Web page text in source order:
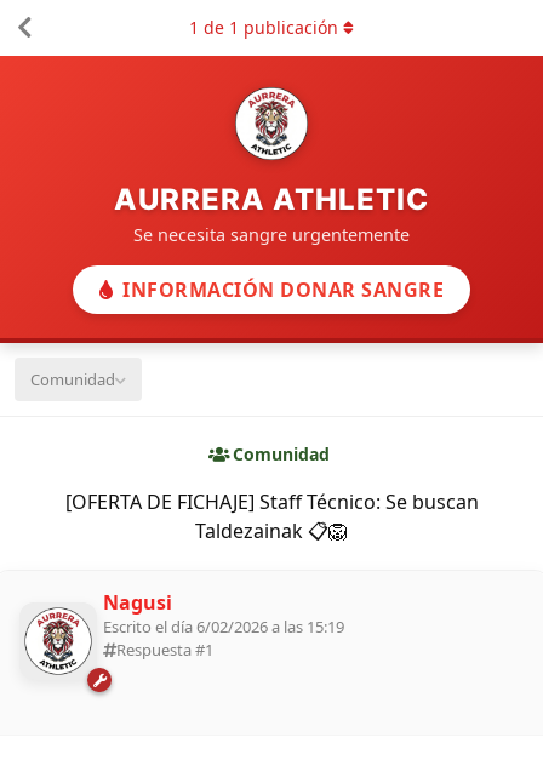
AURRERA ATHLETIC
Se necesita sangre urgentemente
INFORMACIÓN DONAR SANGRE
Comunidad
Comunidad
[OFERTA DE FICHAJE] Staff Técnico: Se buscan
Taldezainak 📋🦁
1 de 1 publicación
Nagusi
Escrito el día 6/02/2026 a las 15:19
Respuesta #1